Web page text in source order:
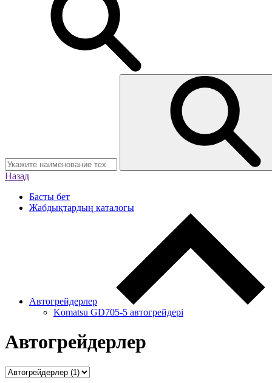
Назад
Басты бет
Жабдықтардың каталогы
Автогрейдерлер
Komatsu GD705-5 автогрейдері
Автогрейдерлер